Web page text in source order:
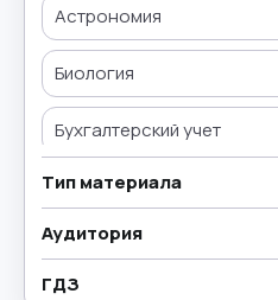
Астрономия
Биология
Бухгалтерский учет
Всемирная история
География
Тип материала
Аудитория
ГДЗ